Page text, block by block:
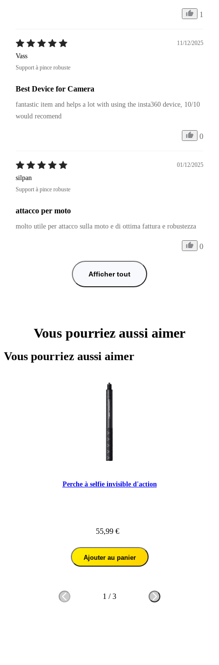
1
11/12/2025
Vass
Support à pince robuste
Best Device for Camera
fantastic item and helps a lot with using the insta360 device, 10/10
would recomend
0
01/12/2025
silpan
Support à pince robuste
attacco per moto
molto utile per attacco sulla moto e di ottima fattura e robustezza
0
Afficher tout
Vous pourriez aussi aimer
Vous pourriez aussi aimer
Perche à selfie invisible d'action
55,99 €
Ajouter au panier
1 /3